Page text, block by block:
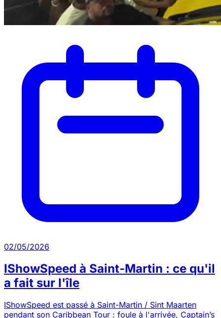
02/05/2026
IShowSpeed à Saint-Martin : ce qu'il
a fait sur l'île
IShowSpeed est passé à Saint-Martin / Sint Maarten
pendant son Caribbean Tour : foule à l'arrivée, Captain’s